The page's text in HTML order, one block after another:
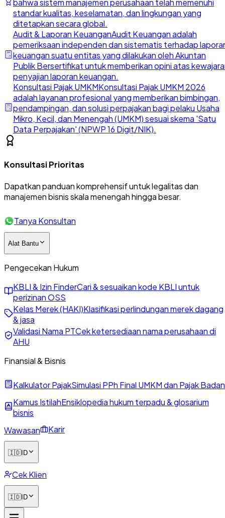
bahwa sistem manajemen perusahaan telah memenuhi
standar kualitas, keselamatan, dan lingkungan yang
ditetapkan secara global.
Audit & Laporan KeuanganAudit Keuangan adalah
pemeriksaan independen dan sistematis terhadap
keuangan suatu entitas yang dilakukan oleh Akuntan
Publik Bersertifikat untuk memberikan opini atas
penyajian laporan keuangan.
Konsultasi Pajak UMKMKonsultasi Pajak UMKM 2026
adalah layanan profesional yang memberikan bimbingan,
pendampingan, dan solusi perpajakan bagi pelaku Usaha
Mikro, Kecil, dan Menengah (UMKM) sesuai skema 'Satu
Data Perpajakan' (NPWP 16 Digit/NIK).
Konsultasi Prioritas
Dapatkan panduan komprehensif untuk legalitas dan
manajemen bisnis skala menengah hingga besar.
Tanya Konsultan
Alat Bantu
Pengecekan Hukum
KBLI & Izin FinderCari & sesuaikan kode KBLI untuk
perizinan OSS
Kelas Merek (HAKI)Klasifikasi perlindungan merek dagang
& jasa
Validasi Nama PTCek ketersediaan nama perusahaan di
AHU
Finansial & Bisnis
Kalkulator PajakSimulasi PPh Final UMKM dan Pajak Badan
Kamus IstilahEnsiklopedia hukum terpadu & glosarium
bisnis
Wawasan
Karir
🇮🇩ID
Cek Klien
🇮🇩ID